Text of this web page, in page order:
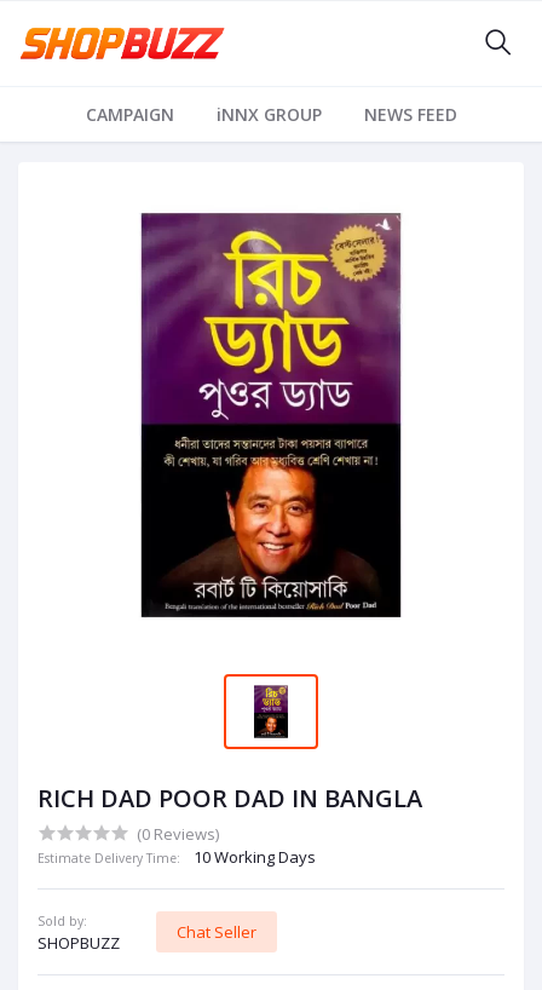
CAMPAIGN iNNX GROUP NEWS FEED
RICH DAD POOR DAD IN BANGLA
(0 Reviews)
Estimate Delivery Time: 10 Working Days
Sold by:
SHOPBUZZ
Chat Seller